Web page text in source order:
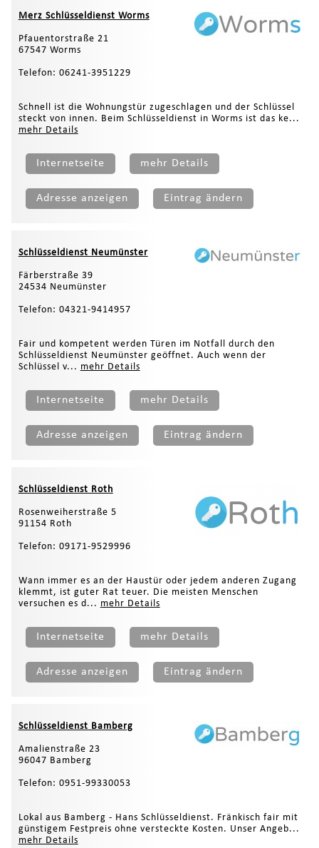
Merz Schlüsseldienst Worms
Pfauentorstraße 21
67547 Worms
Telefon: 06241-3951229
Schnell ist die Wohnungstür zugeschlagen und der Schlüssel
steckt von innen. Beim Schlüsseldienst in Worms ist das ke...
mehr Details
Internetseite mehr Details
Adresse anzeigen Eintrag ändern
Schlüsseldienst Neumünster
Färberstraße 39
24534 Neumünster
Telefon: 04321-9414957
Fair und kompetent werden Türen im Notfall durch den
Schlüsseldienst Neumünster geöffnet. Auch wenn der
Schlüssel v... mehr Details
Internetseite mehr Details
Adresse anzeigen Eintrag ändern
Schlüsseldienst Roth
Rosenweiherstraße 5
91154 Roth
Telefon: 09171-9529996
Wann immer es an der Haustür oder jedem anderen Zugang
klemmt, ist guter Rat teuer. Die meisten Menschen
versuchen es d... mehr Details
Internetseite mehr Details
Adresse anzeigen Eintrag ändern
Schlüsseldienst Bamberg
Amalienstraße 23
96047 Bamberg
Telefon: 0951-99330053
Lokal aus Bamberg - Hans Schlüsseldienst. Fränkisch fair mit
günstigem Festpreis ohne versteckte Kosten. Unser Angeb...
mehr Details